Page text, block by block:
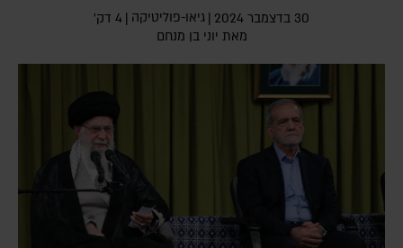
30 בדצמבר 2024 | גיאו-פוליטיקה | 4 דק׳
מאת יוני בן מנחם